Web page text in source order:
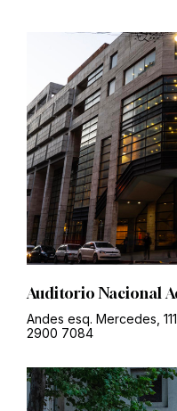
Auditorio Nacional
Andes esq. Mercedes,
2900 7084